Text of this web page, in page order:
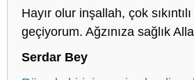
Hayır olur inşallah, çok
geçiyorum. Ağzınıza sağlık
Serdar Bey